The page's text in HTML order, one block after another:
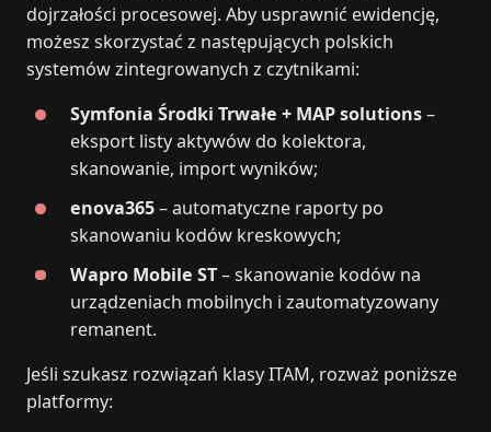
dojrzałości procesowej. Aby usprawnić ewidencję,
możesz skorzystać z następujących polskich
systemów zintegrowanych z czytnikami:
Symfonia Środki Trwałe + MAP solutions–
eksport listy aktywów do kolektora,
skanowanie, import wyników;
enova365– automatyczne raporty po
skanowaniu kodów kreskowych;
Wapro Mobile ST– skanowanie kodów na
urządzeniach mobilnych i zautomatyzowany
remanent.
Jeśli szukasz rozwiązań klasy ITAM, rozważ poniższe
platformy: